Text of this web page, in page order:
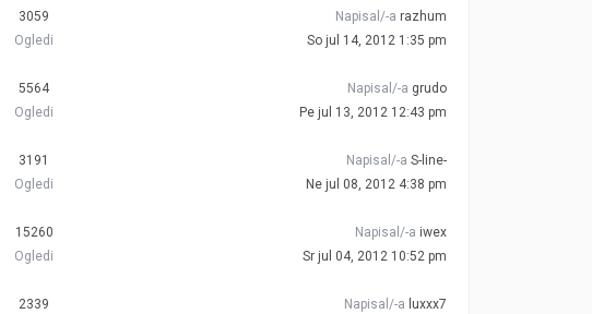
3059
Ogledi
Napisal/-a razhum
So jul 14, 2012 1:35 pm
5564
Ogledi
Napisal/-a grudo
Pe jul 13, 2012 12:43 pm
3191
Ogledi
Napisal/-a S-line-
Ne jul 08, 2012 4:38 pm
15260
Ogledi
Napisal/-a iwex
Sr jul 04, 2012 10:52 pm
2339 Napisal/-a luxxx7